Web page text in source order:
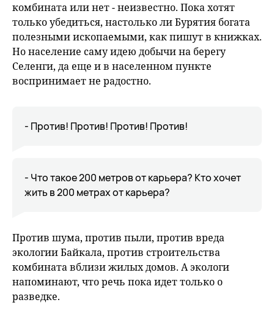
комбината или нет - неизвестно. Пока хотят
только убедиться, настолько ли Бурятия богата
полезными ископаемыми, как пишут в книжках.
Но население саму идею добычи на берегу
Селенги, да еще и в населенном пункте
воспринимает не радостно.
- Против! Против! Против! Против!
- Что такое 200 метров от карьера? Кто хочет
жить в 200 метрах от карьера?
Против шума, против пыли, против вреда
экологии Байкала, против строительства
комбината вблизи жилых домов. А экологи
напоминают, что речь пока идет только о
разведке.